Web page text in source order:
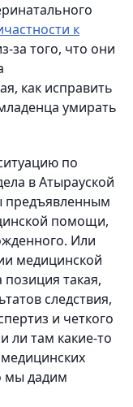
к
за того, что они
как исправить
умирать
по
в Атырауской
предъявленным
помощи,
Или
медицинской
такая,
следствия,
и четкого
ли там какие-то
мы дадим